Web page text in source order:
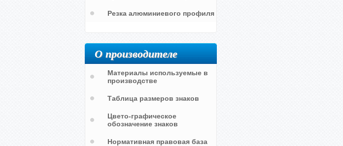
Резка алюминиевого профиля
О производителе
Материалы используемые в
производстве
Таблица размеров знаков
Цвето-графическое
обозначение знаков
Нормативная правовая база